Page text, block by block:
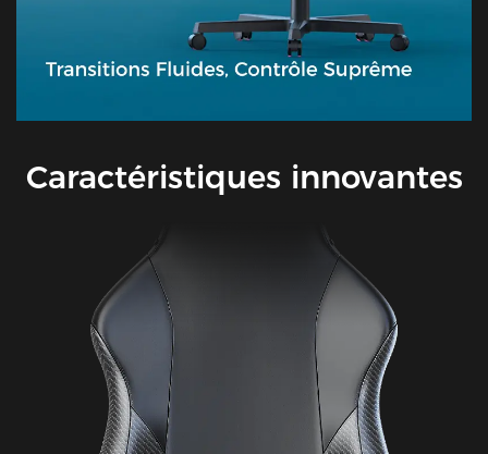
Caractéristiques innovantes